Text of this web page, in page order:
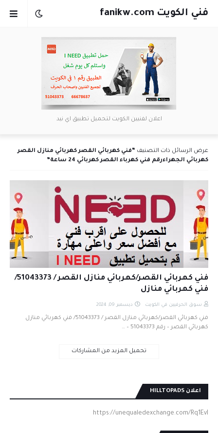
فني الكويت fanikw.com
اعلان لفنيين الكويت لتحميل تطبيق اي نيد
عرض الرسائل ذات التصنيف
فني كهربائي القصر كهربائي منازل القصر
كهربائي الجهراءرقم فني كهرباء القصر كهربائي 24 ساعة
فني كهربائي القصر/كهربائي منازل القصر / 51043373/
فني كهربائي منازل
سوق الحرفيين في الكويت ديسمبر 09, 2024
فني كهربائي القصر/كهربائي منازل القصر / 51043373/ فني كهربائي منازل
كهربائي القصر – رقم 51043373 – …
تحميل المزيد من المشاركات
اعلان HILLTOPADS
https://unequaledexchange.com/Rq1EvI